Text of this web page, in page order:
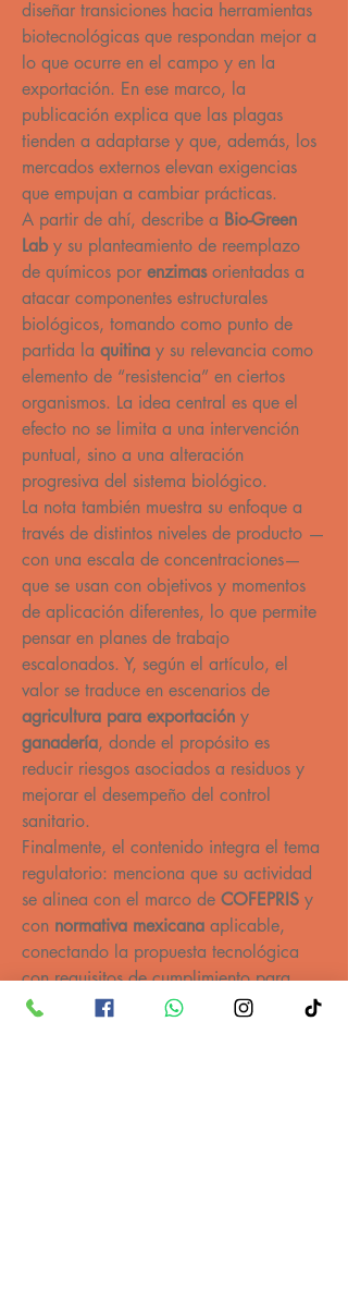
diseñar transiciones hacia herramientas
biotecnológicas que respondan mejor a
lo que ocurre en el campo y en la
exportación. En ese marco, la
publicación explica que las plagas
tienden a adaptarse y que, además, los
mercados externos elevan exigencias
que empujan a cambiar prácticas.
A partir de ahí, describe a Bio-Green
Lab y su planteamiento de reemplazo
de químicos por enzimas orientadas a
atacar componentes estructurales
biológicos, tomando como punto de
partida la quitina y su relevancia como
elemento de “resistencia” en ciertos
organismos. La idea central es que el
efecto no se limita a una intervención
puntual, sino a una alteración
progresiva del sistema biológico.
La nota también muestra su enfoque a
través de distintos niveles de producto —
con una escala de concentraciones—
que se usan con objetivos y momentos
de aplicación diferentes, lo que permite
pensar en planes de trabajo
escalonados. Y, según el artículo, el
valor se traduce en escenarios de
agricultura para exportación y
ganadería, donde el propósito es
reducir riesgos asociados a residuos y
mejorar el desempeño del control
sanitario.
Finalmente, el contenido integra el tema
regulatorio: menciona que su actividad
se alinea con el marco de COFEPRIS y
con normativa mexicana aplicable,
conectando la propuesta tecnológica
con requisitos de cumplimiento para
operar y sostener la adopción.